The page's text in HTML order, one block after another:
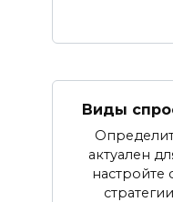
Виды
актуален
настройте